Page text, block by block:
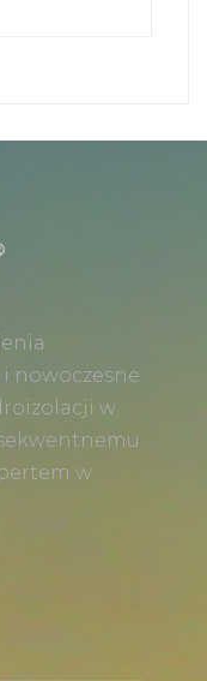
nowoczesne
w
w